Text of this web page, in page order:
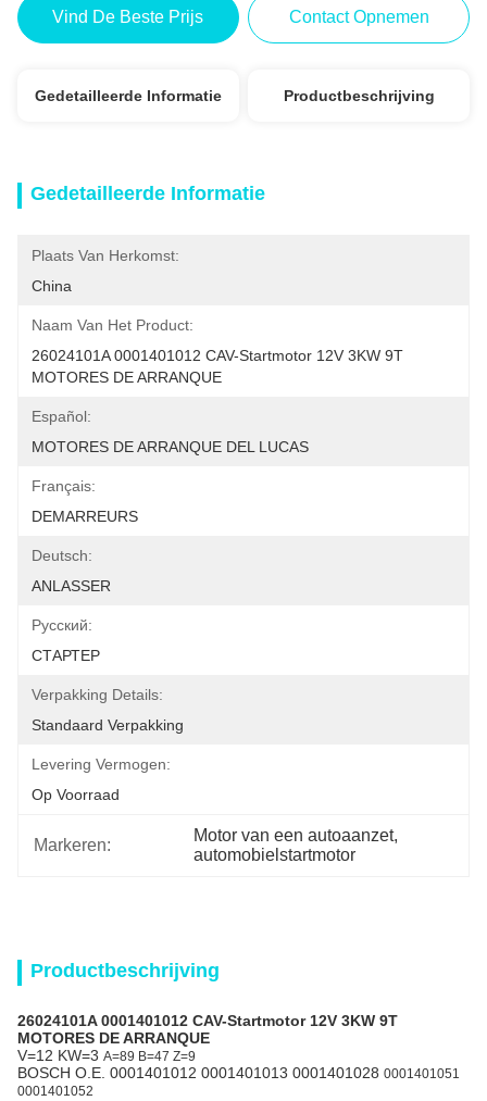
Vind De Beste Prijs Contact Opnemen
Gedetailleerde Informatie Productbeschrijving
Gedetailleerde Informatie
Plaats Van Herkomst:
China
Naam Van Het Product:
26024101A 0001401012 CAV-Startmotor 12V 3KW 9T
MOTORES DE ARRANQUE
Español:
MOTORES DE ARRANQUE DEL LUCAS
Français:
DEMARREURS
Deutsch:
ANLASSER
Pусский:
СТАРТЕР
Verpakking Details:
Standaard Verpakking
Levering Vermogen:
Op Voorraad
Markeren:
Motor van een autoaanzet,
automobielstartmotor
Productbeschrijving
26024101A 0001401012 CAV-Startmotor 12V 3KW 9T
MOTORES DE ARRANQUE
V=12 KW=3 A=89 B=47 Z=9
BOSCH O.E. 0001401012 0001401013 0001401028 0001401051
0001401052